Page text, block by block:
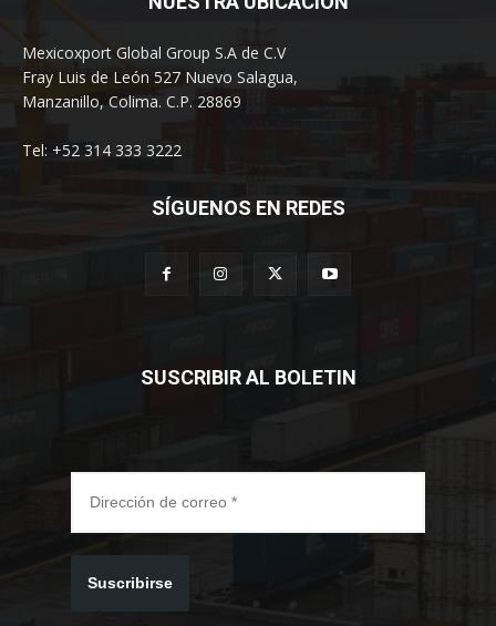
Mexicoxport Global Group S.A de C.V
Fray Luis de León 527 Nuevo Salagua,
Manzanillo, Colima. C.P. 28869
Tel: +52 314 333 3222
SÍGUENOS EN REDES
SUSCRIBIR AL BOLETIN
Suscribirse